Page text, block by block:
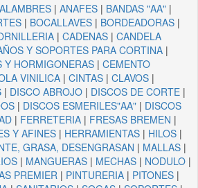
ALAMBRES| ANAFES| BANDAS "AA"|
| BOCALLAVES | BORDEADORAS |
| CADENAS | CANDELA
Y SOPORTES PARA CORTINA |
Y HORMIGONERAS| CEMENTO
VINILICA| CINTAS| CLAVOS|
| DISCO ABROJO| DISCOS DE CORTE|
| DISCOS ESMERILES"AA"| DISCOS
| FERRETERIA | FRESAS BREMEN |
Y AFINES| HERRAMIENTAS| HILOS|
GRASA, DESENGRASAN | MALLAS|
| MANGUERAS| MECHAS| NODULO|
PREMIER | PINTURERIA| PITONES|